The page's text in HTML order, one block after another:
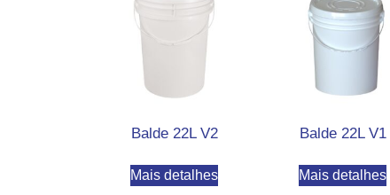
Balde 22L V2
Mais detalhes
Balde 22L V1
Mais detalhes